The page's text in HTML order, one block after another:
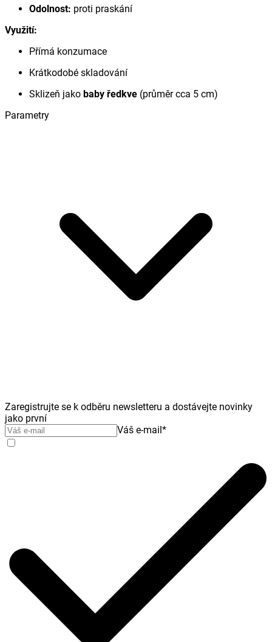
Odolnost: proti praskání
Využití:
Přímá konzumace
Krátkodobé skladování
Sklizeň jako baby ředkve (průměr cca 5 cm)
Parametry
Zaregistrujte se k odběru newsletteru a dostávejte novinky
jako první
Váš e-mail*